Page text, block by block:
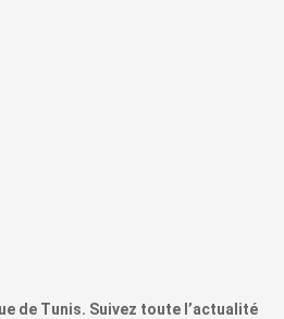
de Tunis. Suivez toute l’actualité